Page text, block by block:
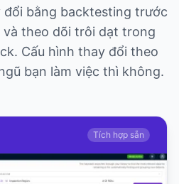
bằng backtesting trước
và theo dõi trôi dạt trong
Cấu hình thay đổi theo
bạn làm việc thì không.
Tích hợp sẵn